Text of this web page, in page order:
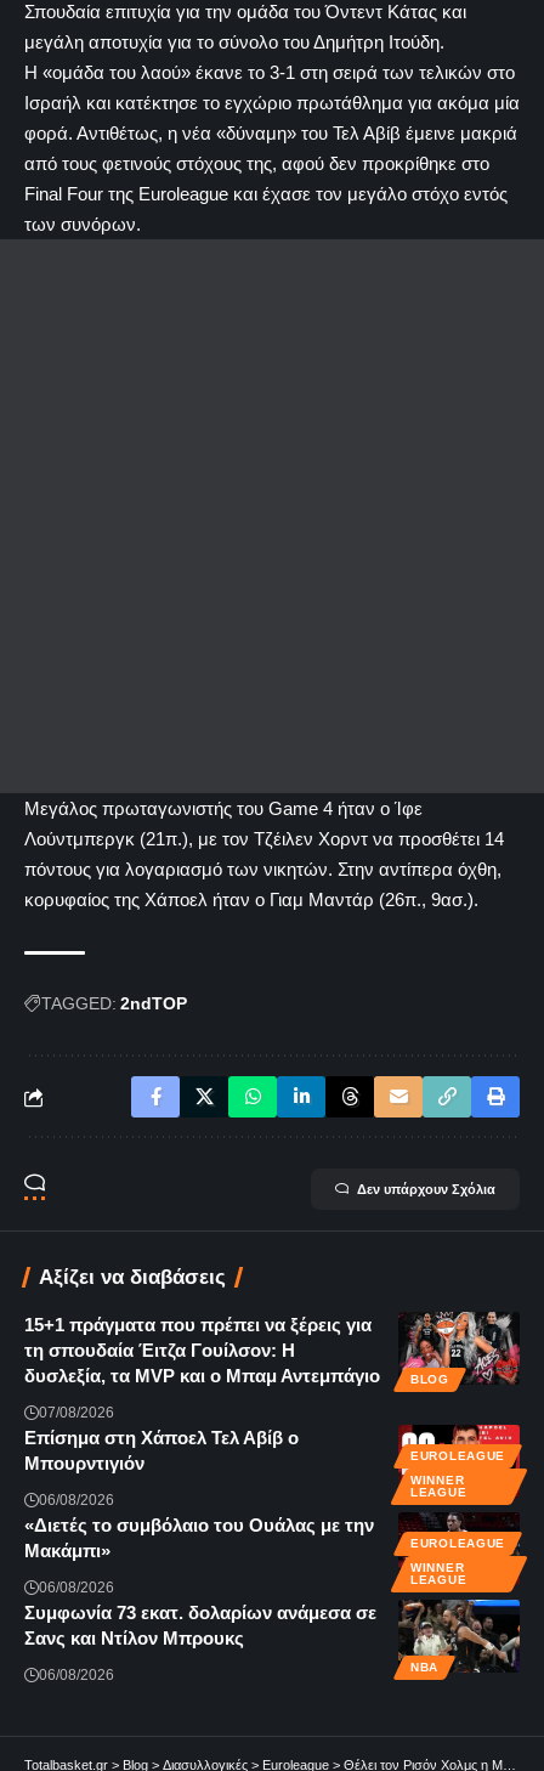
Σπουδαία επιτυχία για την ομάδα του Όντεντ Κάτας και
μεγάλη αποτυχία για το σύνολο του Δημήτρη Ιτούδη.
Η «ομάδα του λαού» έκανε το 3-1 στη σειρά των τελικών στο
Ισραήλ και κατέκτησε το εγχώριο πρωτάθλημα για ακόμα μία
φορά. Αντιθέτως, η νέα «δύναμη» του Τελ Αβίβ έμεινε μακριά
από τους φετινούς στόχους της, αφού δεν προκρίθηκε στο
Final Four της Euroleague και έχασε τον μεγάλο στόχο εντός
των συνόρων.
Μεγάλος πρωταγωνιστής του Game 4 ήταν ο Ίφε
Λούντμπεργκ (21π.), με τον Τζέιλεν Χορντ να προσθέτει 14
πόντους για λογαριασμό των νικητών. Στην αντίπερα όχθη,
κορυφαίος της Χάποελ ήταν ο Γιαμ Μαντάρ (26π., 9ασ.).
TAGGED: 2ndTOP
Δεν υπάρχουν Σχόλια
Αξίζει να διαβάσεις
BLOG
15+1 πράγματα που πρέπει να ξέρεις για
τη σπουδαία Έιτζα Γουίλσον: Η
δυσλεξία, τα MVP και ο Μπαμ Αντεμπάγιο
07/08/2026
EUROLEAGUE
WINNER
LEAGUE
Επίσημα στη Χάποελ Τελ Αβίβ ο
Μπουρντιγιόν
06/08/2026
EUROLEAGUE
WINNER
LEAGUE
«Διετές το συμβόλαιο του Ουάλας με την
Μακάμπι»
06/08/2026
NBA
Συμφωνία 73 εκατ. δολαρίων ανάμεσα σε
Σανς και Ντίλον Μπρουκς
06/08/2026
Totalbasket.gr > Blog > Διασυλλογικές > Euroleague > Θέλει τον Ρισόν Χολμς η Μακάμπι Τελ Αβίβ